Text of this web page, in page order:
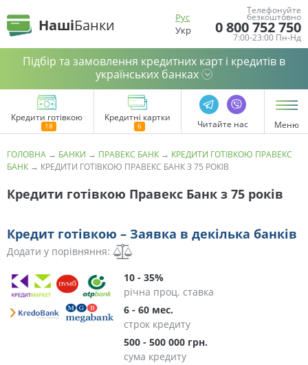
НашіБанки
Рус
Укр
Телефонуйте
безкоштовно
0 800 752 750
7:00-23:00 Пн-Нд
Підбір та замовлення кредитних карт і кредитів в
українських банках
Кредити готівкою Кредитні картки
Читайте нас Меню
ГОЛОВНА → БАНКИ → ПРАВЕКС БАНК → КРЕДИТИ ГОТІВКОЮ ПРАВЕКС
БАНК → КРЕДИТИ ГОТІВКОЮ ПРАВЕКС БАНК З 75 РОКІВ
Кредити готівкою Правекс Банк з 75 років
Кредит готівкою – Заявка в декілька банків
Додати у порівняння:
10 - 35%
річна проц. ставка
6 - 60 мес.
строк кредиту
500 - 500 000 грн.
сума кредиту